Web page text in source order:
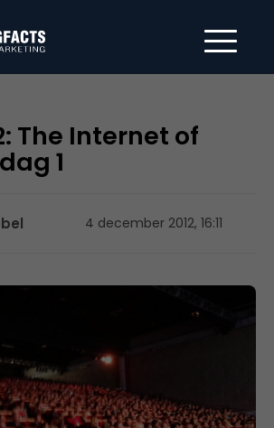
The Internet of
1
4 december 2012, 16:11